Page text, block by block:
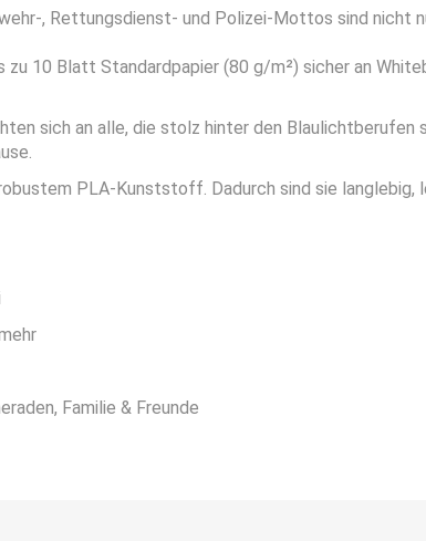
, Rettungsdienst- und Polizei-Mottos sind nicht
10 Blatt Standardpapier (80 g/m²) sicher an
sich an alle, die stolz hinter den Blaulichtberufen
PLA-Kunststoff. Dadurch sind sie langlebig,
Familie & Freunde